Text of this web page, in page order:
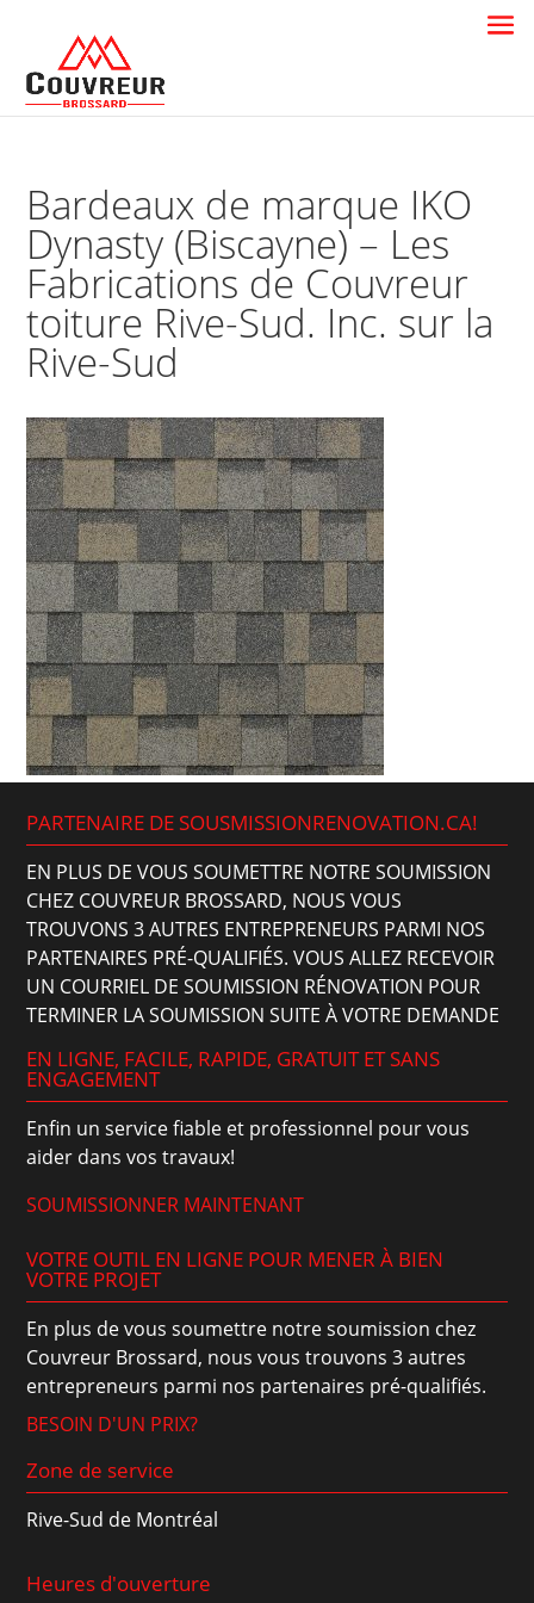
Bardeaux de marque IKO
Dynasty (Biscayne) – Les
Fabrications de Couvreur
toiture Rive-Sud. Inc. sur la
Rive-Sud
PARTENAIRE DE SOUSMISSIONRENOVATION.CA!
EN PLUS DE VOUS SOUMETTRE NOTRE SOUMISSION
CHEZ COUVREUR BROSSARD, NOUS VOUS
TROUVONS 3 AUTRES ENTREPRENEURS PARMI NOS
PARTENAIRES PRÉ-QUALIFIÉS. VOUS ALLEZ RECEVOIR
UN COURRIEL DE SOUMISSION RÉNOVATION POUR
TERMINER LA SOUMISSION SUITE À VOTRE DEMANDE
EN LIGNE, FACILE, RAPIDE, GRATUIT ET SANS
ENGAGEMENT
Enfin un service fiable et professionnel pour vous
aider dans vos travaux!
SOUMISSIONNER MAINTENANT
VOTRE OUTIL EN LIGNE POUR MENER À BIEN
VOTRE PROJET
En plus de vous soumettre notre soumission chez
Couvreur Brossard, nous vous trouvons 3 autres
entrepreneurs parmi nos partenaires pré-qualifiés.
BESOIN D'UN PRIX?
Zone de service
Rive-Sud de Montréal
Heures d'ouverture